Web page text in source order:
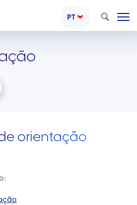
PT Pesquisar
orientação